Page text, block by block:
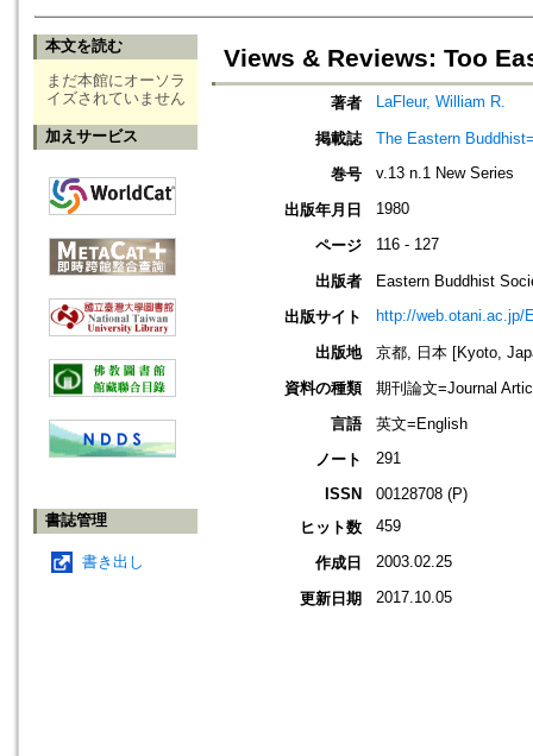
本文を読む
まだ本館にオーソラ
イズされていません
加えサービス
書誌管理
書き出し
Views & Reviews: Too
著者 LaFleur, William R.
掲載誌
The Eastern
巻号
v.13 n.1 New Series
出版年月日 1980
ページ 116 - 127
出版者
Eastern Buddhist
出版サイト
http://web.otani.ac.jp/
出版地
京都, 日本 [Kyoto,
資料の種類
期刊論文=Journal
言語
英文=English
ノート
291
ISSN
00128708 (P)
ヒット数
459
作成日 2003.02.25
更新日期 2017.10.05